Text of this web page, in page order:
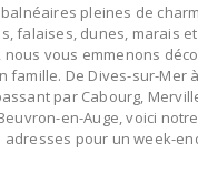
pleines de
falaises, dunes, marais
nous vous emmenons
famille. De Dives-sur-Mer à
par Cabourg,
en-Auge, voici
adresses pour un week-